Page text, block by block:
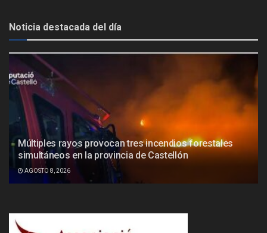
Noticia destacada del día
Múltiples rayos provocan tres incendios forestales
simultáneos en la provincia de Castellón
AGOSTO 8, 2026